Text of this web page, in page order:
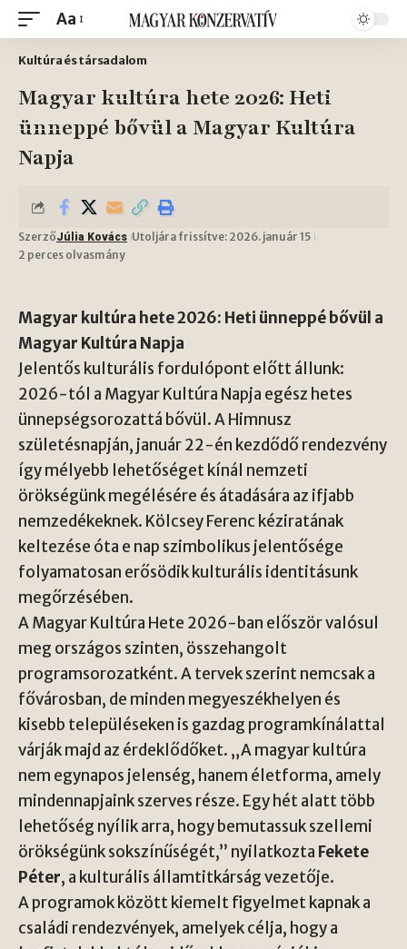
Aa
Kultúra és társadalom
Magyar kultúra hete 2026: Heti
ünneppé bővül a Magyar Kultúra
Napja
SzerzőJúlia Kovács Utoljára frissítve: 2026. január 15
2 perces olvasmány
Magyar kultúra hete 2026: Heti ünneppé bővül a
Magyar Kultúra Napja
Jelentős kulturális fordulópont előtt állunk:
2026-tól a Magyar Kultúra Napja egész hetes
ünnepségsorozattá bővül. A Himnusz
születésnapján, január 22-én kezdődő rendezvény
így mélyebb lehetőséget kínál nemzeti
örökségünk megélésére és átadására az ifjabb
nemzedékeknek. Kölcsey Ferenc kéziratának
keltezése óta e nap szimbolikus jelentősége
folyamatosan erősödik kulturális identitásunk
megőrzésében.
A Magyar Kultúra Hete 2026-ban először valósul
meg országos szinten, összehangolt
programsorozatként. A tervek szerint nemcsak a
fővárosban, de minden megyeszékhelyen és
kisebb településeken is gazdag programkínálattal
várják majd az érdeklődőket. „A magyar kultúra
nem egynapos jelenség, hanem életforma, amely
mindennapjaink szerves része. Egy hét alatt több
lehetőség nyílik arra, hogy bemutassuk szellemi
örökségünk sokszínűségét,” nyilatkozta Fekete
Péter, a kulturális államtitkárság vezetője.
A programok között kiemelt figyelmet kapnak a
családi rendezvények, amelyek célja, hogy a